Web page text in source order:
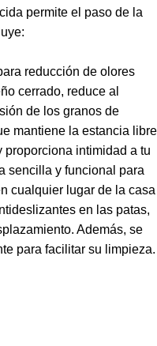
permite el paso de la
reducción de olores
cerrado, reduce al
de los granos de
mantiene la estancia libre
proporciona intimidad a tu
sencilla y funcional para
cualquier lugar de la casa
en las patas,
Además, se
para facilitar su limpieza.